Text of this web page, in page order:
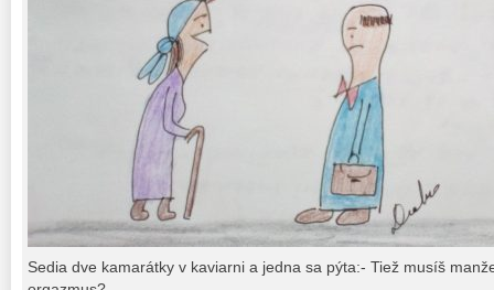
Sedia dve kamarátky v kaviarni a jedna sa pýta:- Tiež musíš